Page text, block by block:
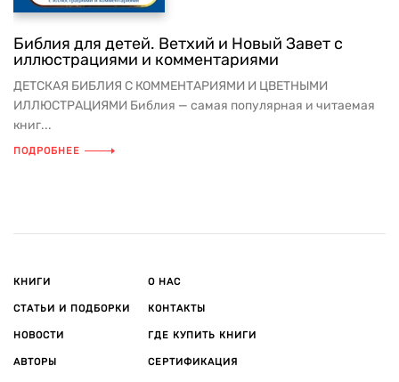
Библия для детей. Ветхий и Новый Завет с
иллюстрациями и комментариями
ДЕТСКАЯ БИБЛИЯ С КОММЕНТАРИЯМИ И ЦВЕТНЫМИ
ИЛЛЮСТРАЦИЯМИ Библия — самая популярная и читаемая
книг...
ПОДРОБНЕЕ
КНИГИ
СТАТЬИ И ПОДБОРКИ
НОВОСТИ
АВТОРЫ
О НАС
КОНТАКТЫ
ГДЕ КУПИТЬ КНИГИ
СЕРТИФИКАЦИЯ